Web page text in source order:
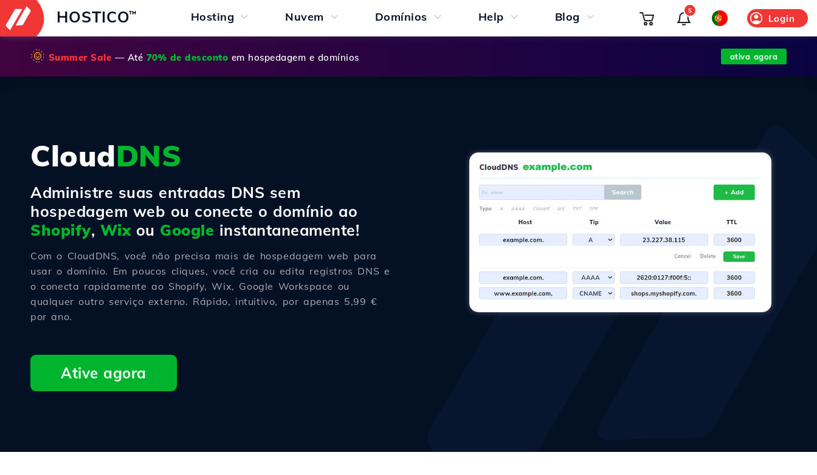
HOSTICO™ Hosting Nuvem Domínios Help Blog Login
5
🌞 Summer Sale — Até 70% de desconto em hospedagem e domínios ativa agora
CloudDNS
Administre suas entradas DNS sem
hospedagem web ou conecte o domínio ao
Shopify, Wixou Google instantaneamente!
Com o CloudDNS, você não precisa mais de hospedagem web para
usar o domínio. Em poucos cliques, você cria ou edita registros DNS e
o conecta rapidamente ao Shopify, Wix, Google Workspace ou
qualquer outro serviço externo. Rápido, intuitivo, por apenas 5,99 €
por ano.
Ative agora